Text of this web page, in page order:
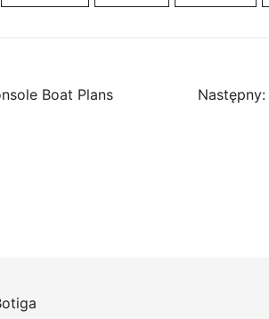
Boat Plans Następny: